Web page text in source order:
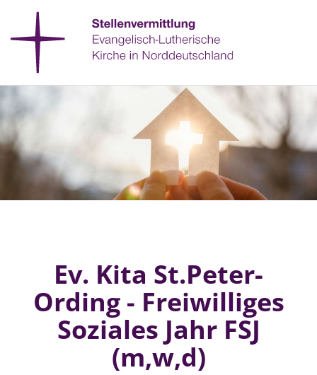
Ev. Kita St.Peter-
Ording - Freiwilliges
Soziales Jahr FSJ
(m,w,d)